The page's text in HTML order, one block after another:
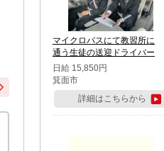
マイクロバスにて教習所に
通う生徒の送迎ドライバー
日給 15,850円
箕面市
詳細はこちらから